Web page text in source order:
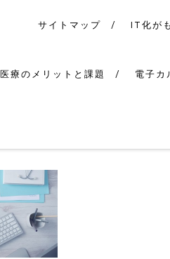
サイトマップ IT化が
療のメリットと課題 電子カ